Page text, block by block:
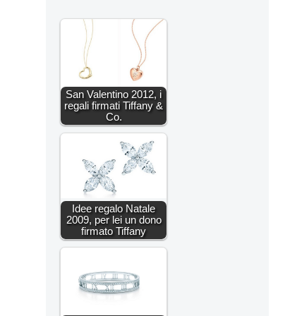
San Valentino 2012, i
regali firmati Tiffany &
Co.
Idee regalo Natale
2009, per lei un dono
firmato Tiffany